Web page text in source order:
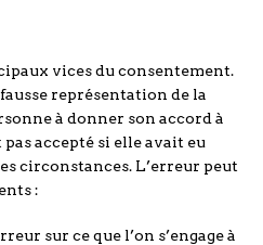
vices du consentement.
représentation de la
à donner son accord à
accepté si elle avait eu
circonstances. L’erreur peut
:
sur ce que l’on s’engage à